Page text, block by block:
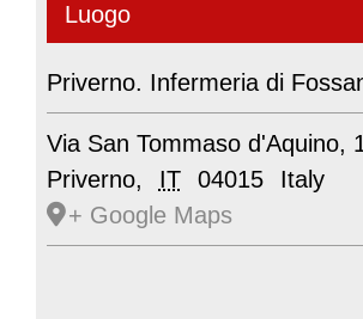
Luogo
Priverno. Infermeria di
Via San Tommaso d'Aquino,
Priverno, IT 04015
Italy
+ Google Maps